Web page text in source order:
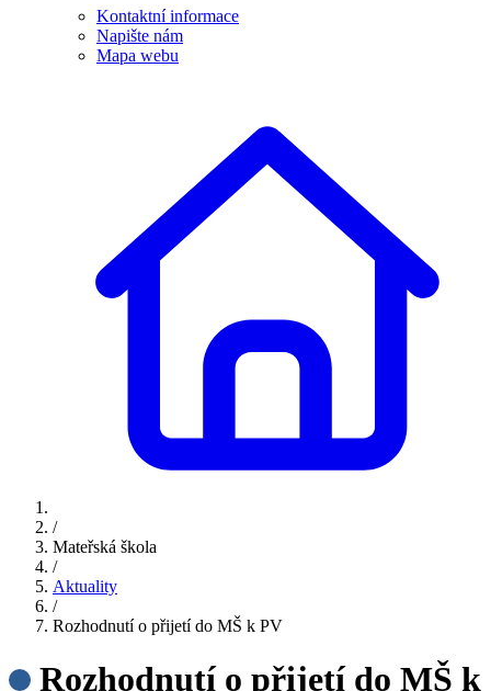
Kontaktní informace
Napište nám
Mapa webu
/
Mateřská škola
/
Aktuality
/
Rozhodnutí o přijetí do MŠ k PV
Rozhodnutí o přijetí do MŠ k